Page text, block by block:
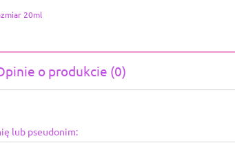
20ml
o produkcie (0)
lub pseudonim: